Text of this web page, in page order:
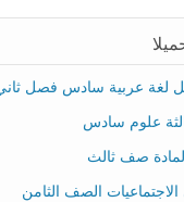
لغة عربية سادس فصل
علوم سادس
صف ثالث
الصف الثامن